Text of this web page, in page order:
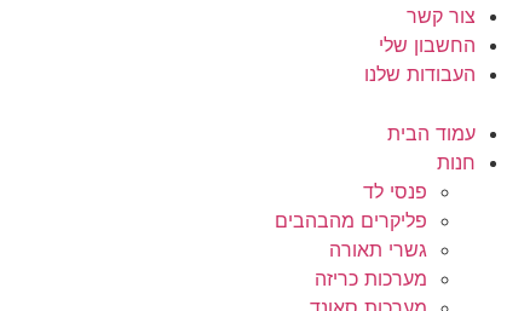
צור קשר
החשבון שלי
העבודות שלנו
עמוד הבית
חנות
פנסי לד
פליקרים מהבהבים
גשרי תאורה
מערכות כריזה